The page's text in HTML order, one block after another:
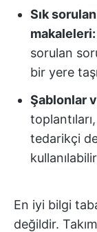
Sık
makaleleri:
sorulan
bir yere
Şablonlar
tedarikçi
En iyi bilgi
değildir.